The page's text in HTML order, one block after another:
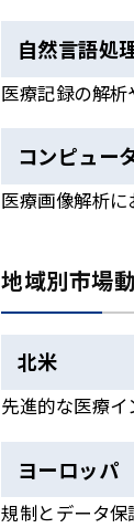
自然言語処
医療記録の解
コンピュー
医療画像解析
地域別市場
北米
先進的な医療イ
ヨーロッパ
規制とデータ保